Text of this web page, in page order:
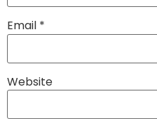
Email *
Website